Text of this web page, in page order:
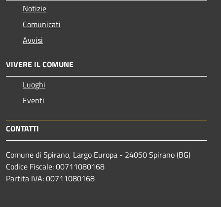
Notizie
Comunicati
Avvisi
VIVERE IL COMUNE
Luoghi
Eventi
CONTATTI
Comune di Spirano, Largo Europa - 24050 Spirano (BG)
Codice Fiscale: 00711080168
Partita IVA: 00711080168